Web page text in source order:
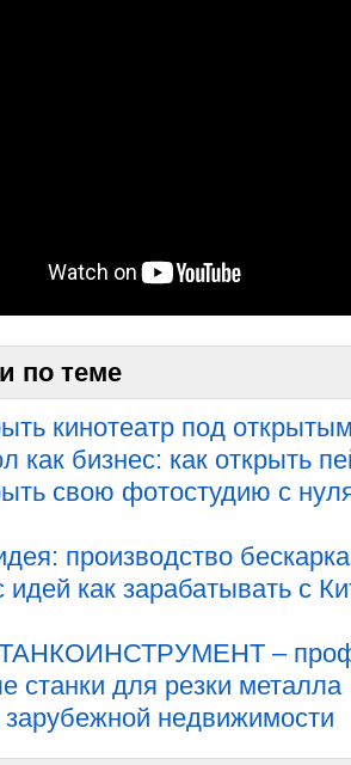
по теме
кинотеатр под
как бизнес: как открыть
свою фотостудию с
производство
идей как зарабатывать с
–
станки для резки металла
зарубежной недвижимости